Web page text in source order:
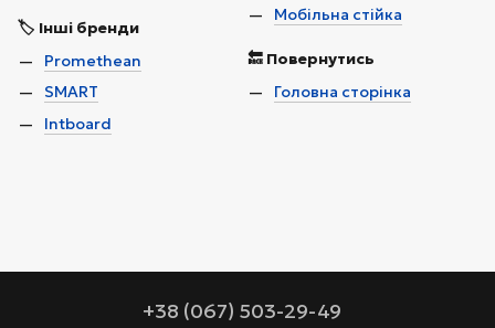
🏷️ Інші бренди
Promethean
SMART
Intboard
Мобільна стійка
🔙 Повернутись
Головна сторінка
+38 (067) 503-29-49